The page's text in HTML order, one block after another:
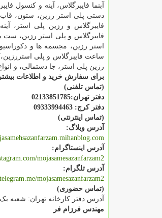
آبنما فایبرگلاس، آینه و کنسول
دستی پلی استر رزین، ستون،
فایبرگلاس و رزین پلی استر،
فایبرگلاس و پلی استر رزین، ست
استر رزین، مجسمه ها و
ساعت فایبرگلاس و پلی
رزین پلی استر، جا دستمالی، و
برای سفارش خرید و اطلاعات بیشتر
(تماس تلفنی)
دفتر تهران:02133851785
دفتر کرج: 09333994463
(تماس اینترنتی)
آدرس وبلاگ:
آدرس اینستاگرام:
mojasamesazanfarzam2
آدرس تلگرام:
mojasamesazanfarzam2
(تماس حضوری)
آدرس دفتر کارخانه تهران: شعبه یک،
مهندس فرزام فر